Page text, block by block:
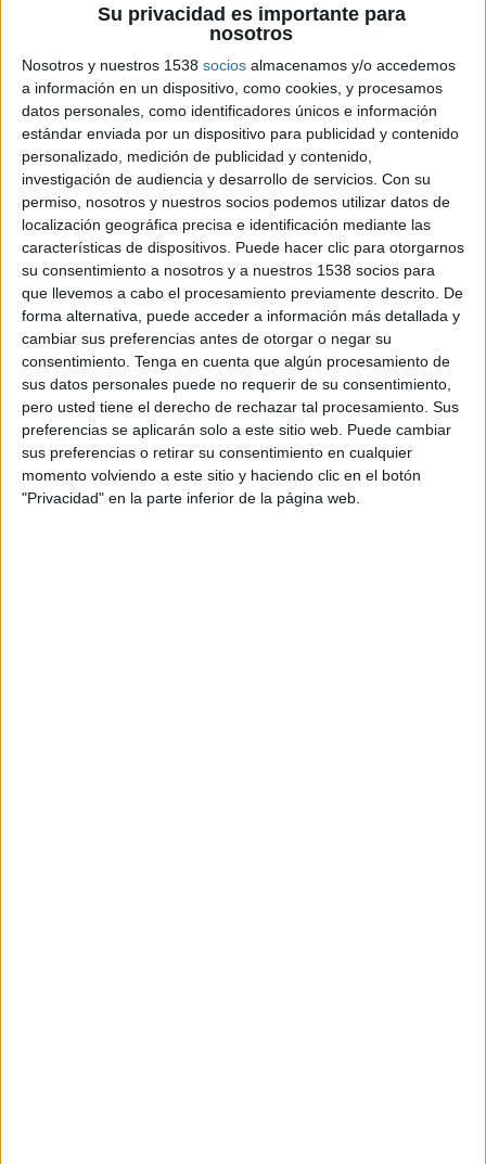
Su privacidad es importante para
nosotros
Nosotros y nuestros 1538 socios almacenamos y/o accedemos
a información en un dispositivo, como cookies, y procesamos
datos personales, como identificadores únicos e información
estándar enviada por un dispositivo para publicidad y contenido
personalizado, medición de publicidad y contenido,
investigación de audiencia y desarrollo de servicios. Con su
permiso, nosotros y nuestros socios podemos utilizar datos de
localización geográfica precisa e identificación mediante las
características de dispositivos. Puede hacer clic para otorgarnos
su consentimiento a nosotros y a nuestros 1538 socios para
que llevemos a cabo el procesamiento previamente descrito. De
forma alternativa, puede acceder a información más detallada y
cambiar sus preferencias antes de otorgar o negar su
consentimiento. Tenga en cuenta que algún procesamiento de
sus datos personales puede no requerir de su consentimiento,
pero usted tiene el derecho de rechazar tal procesamiento. Sus
preferencias se aplicarán solo a este sitio web. Puede cambiar
sus preferencias o retirar su consentimiento en cualquier
momento volviendo a este sitio y haciendo clic en el botón
"Privacidad" en la parte inferior de la página web.
Pº de la Castellana, 141, Planta 20 28046 Madrid
ac@unusualc.comwww.unusualc.com
IMPRIMIR
TWEET
SHARE
SHARE
ENVIAR
PIN